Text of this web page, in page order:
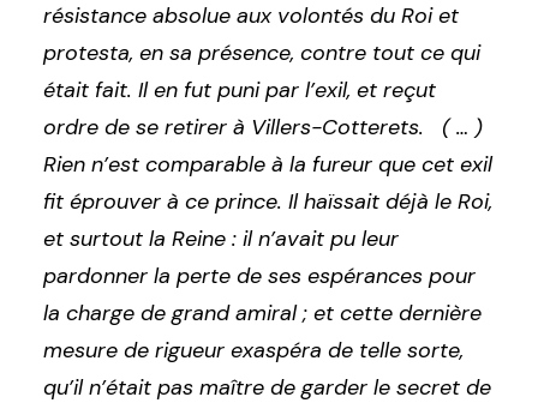
résistance absolue aux volontés du Roi et
protesta, en sa présence, contre tout ce qui
était fait. Il en fut puni par l’exil, et reçut
ordre de se retirer à Villers-Cotterets. ( … )
Rien n’est comparable à la fureur que cet exil
fit éprouver à ce prince. Il haïssait déjà le Roi,
et surtout la Reine : il n’avait pu leur
pardonner la perte de ses espérances pour
la charge de grand amiral ; et cette dernière
mesure de rigueur exaspéra de telle sorte,
qu’il n’était pas maître de garder le secret de